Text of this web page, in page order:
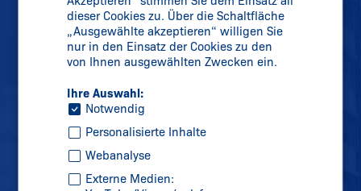
Telefax: +49 202 6474-100
info@schmersal.com
dieser Cookies zu. Über die Schaltfläche
„Ausgewählte akzeptieren“ willigen Sie
nur in den Einsatz der Cookies zu den
von Ihnen ausgewählten Zwecken ein.
Ihre Auswahl:
Notwendig
Personalisierte Inhalte
Webanalyse
Externe Medien: